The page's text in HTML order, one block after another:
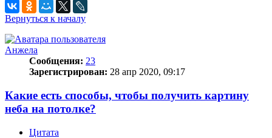
Вернуться к началу
Анжела
Сообщения: 23
Зарегистрирован: 28 апр 2020, 09:17
Какие есть способы, чтобы получить картину
неба на потолке?
Цитата